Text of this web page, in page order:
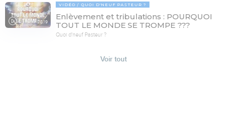
78:19
VIDÉO QUOI D'NEUF PASTEUR ?
Enlèvement et tribulations : POURQUOI
TOUT LE MONDE SE TROMPE ???
Quoi d'neuf Pasteur ?
Voir tout